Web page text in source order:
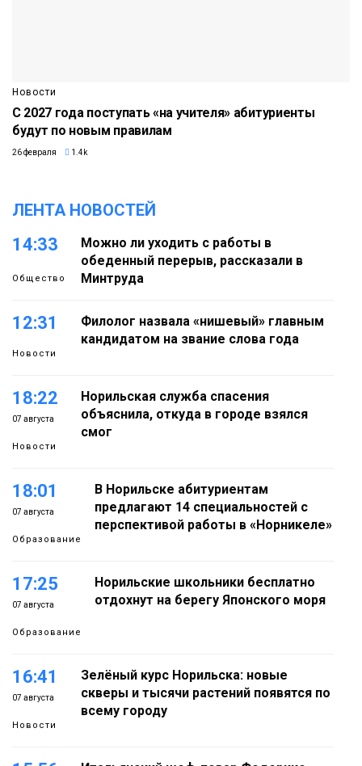
Новости
С 2027 года поступать «на учителя» абитуриенты
будут по новым правилам
26 февраля 1.4k
ЛЕНТА НОВОСТЕЙ
14:33
Общество
Можно ли уходить с работы в
обеденный перерыв, рассказали в
Минтруда
12:31
Новости
Филолог назвала «нишевый» главным
кандидатом на звание слова года
18:22
07 августа
Новости
Норильская служба спасения
объяснила, откуда в городе взялся
смог
18:01
07 августа
Образование
В Норильске абитуриентам
предлагают 14 специальностей с
перспективой работы в «Норникеле»
17:25
07 августа
Образование
Норильские школьники бесплатно
отдохнут на берегу Японского моря
16:41
07 августа
Новости
Зелёный курс Норильска: новые
скверы и тысячи растений появятся по
всему городу